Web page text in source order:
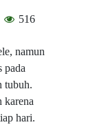
516
namun
pada
tubuh.
karena
hari.